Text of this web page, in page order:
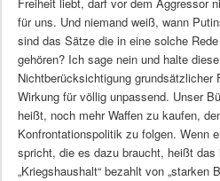
für uns. Und niemand weiß, wann
sind das Sätze die in eine solche
gehören? Ich sage nein und halte
Nichtberücksichtigung grundsätzlicher
Wirkung für völlig unpassend. Unser
heißt, noch mehr Waffen zu kaufen,
Konfrontationspolitik zu folgen. Wenn
spricht, die es dazu braucht, heißt
„Kriegshaushalt“ bezahlt von „starken